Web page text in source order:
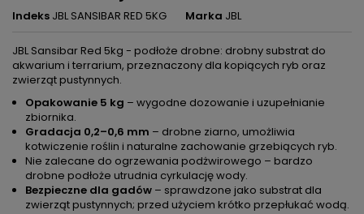
Indeks JBL SANSIBAR RED 5KG Marka JBL
JBL Sansibar Red 5kg - podłoże drobne: drobny substrat do
akwarium i terrarium, przeznaczony dla kopiących ryb oraz
zwierząt pustynnych.
Opakowanie 5 kg – wygodne dozowanie i uzupełnianie
zbiornika.
Gradacja 0,2–0,6 mm – drobne ziarno, umożliwia
kotwiczenie roślin i naturalne zachowanie grzebiących ryb.
Nie zalecane do ogrzewania podżwirowego – bardzo
drobne podłoże utrudnia cyrkulację wody.
Bezpieczne dla gadów – sprawdzone jako substrat dla
zwierząt pustynnych; przed użyciem krótko przepłukać wodą.